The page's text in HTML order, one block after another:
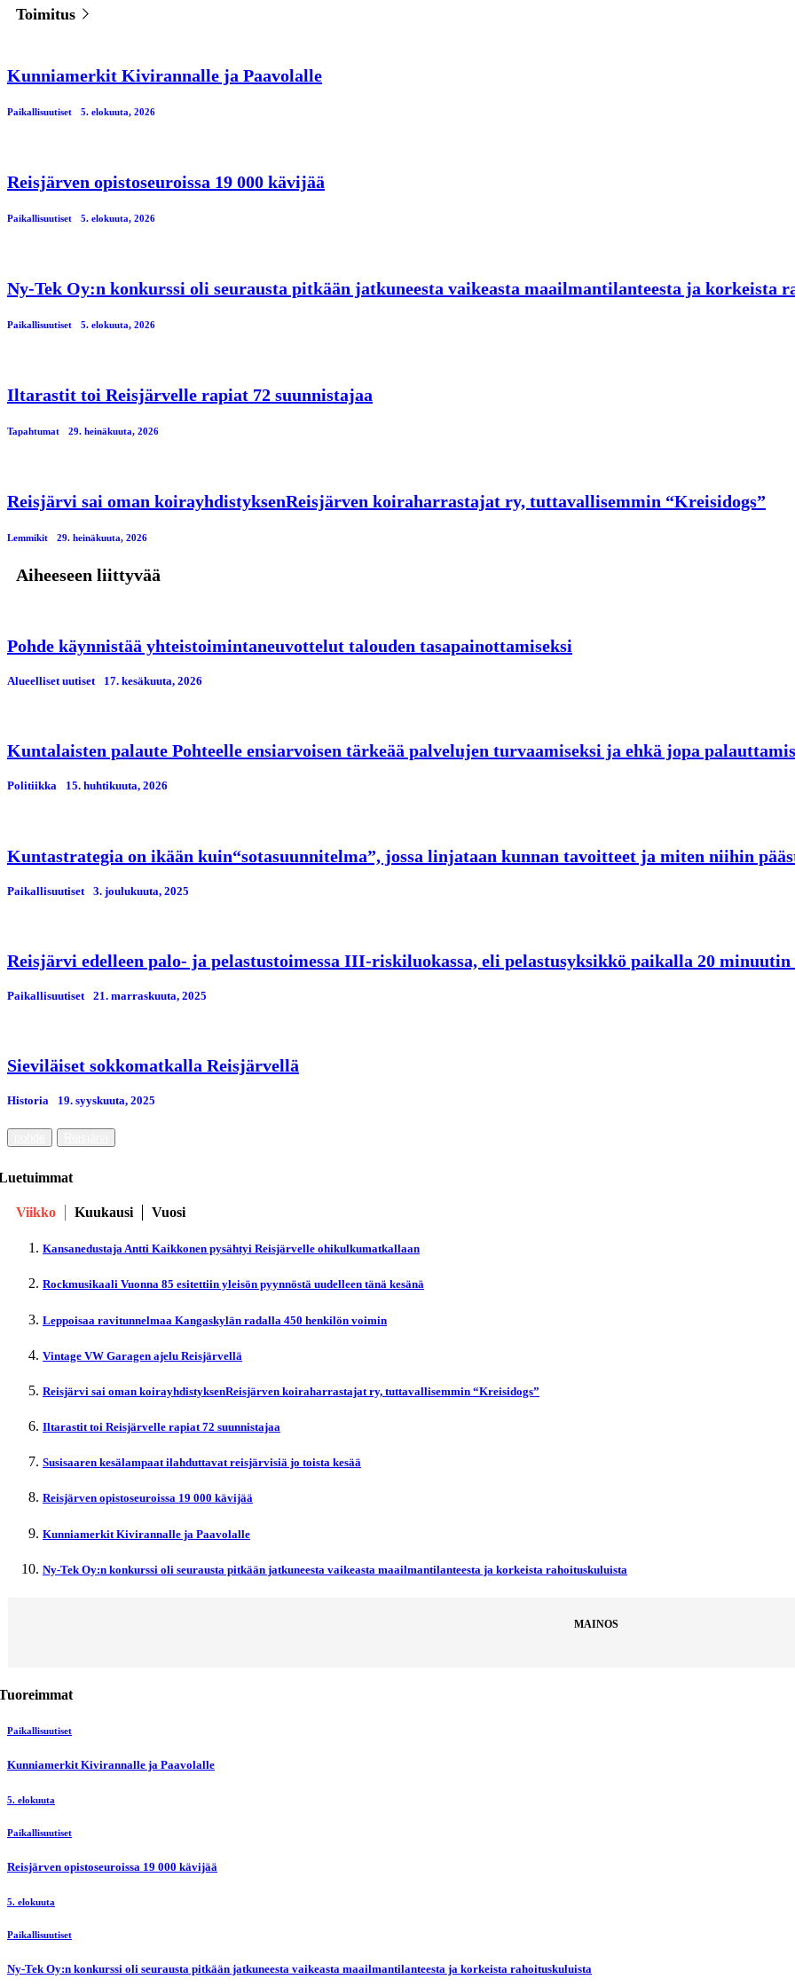
Toimitus
Kunniamerkit Kivirannalle ja Paavolalle
Paikallisuutiset 5. elokuuta, 2026
Reisjärven opistoseuroissa 19 000 kävijää
Paikallisuutiset 5. elokuuta, 2026
Ny-Tek Oy:n konkurssi oli seurausta pitkään jatkuneesta vaikeasta maailmantilanteesta ja korkeista
Paikallisuutiset 5. elokuuta, 2026
Iltarastit toi Reisjärvelle rapiat 72 suunnistajaa
Tapahtumat 29. heinäkuuta, 2026
Reisjärvi sai oman koirayhdistyksenReisjärven koiraharrastajat ry, tuttavallisemmin “Kreisidogs”
Lemmikit 29. heinäkuuta, 2026
Aiheeseen liittyvää
Pohde käynnistää yhteistoimintaneuvottelut talouden tasapainottamiseksi
Alueelliset uutiset 17. kesäkuuta, 2026
Kuntalaisten palaute Pohteelle ensiarvoisen tärkeää palvelujen turvaamiseksi ja ehkä jopa
Politiikka 15. huhtikuuta, 2026
Kuntastrategia on ikään kuin“sotasuunnitelma”, jossa linjataan kunnan tavoitteet ja miten niihin
Paikallisuutiset 3. јoulukuuta, 2025
Reisjärvi edelleen palo- ja pelastustoimessa III-riskiluokassa, eli pelastusyksikkö paikalla 20
Paikallisuutiset 21. marraskuuta, 2025
Sieviläiset sokkomatkalla Reisjärvellä
Historia 19. syyskuuta, 2025
Viikko Kuukausi Vuosi
Kansanedustaja Antti Kaikkonen pysähtyi Reisjärvelle ohikulkumatkallaan
Rockmusikaali Vuonna 85 esitettiin yleisön pyynnöstä uudelleen tänä kesänä
Leppoisaa ravitunnelmaa Kangaskylän radalla 450 henkilön voimin
Vintage VW Garagen ajelu Reisjärvellä
Reisjärvi sai oman koirayhdistyksenReisjärven koiraharrastajat ry, tuttavallisemmin “Kreisidogs”
Iltarastit toi Reisjärvelle rapiat 72 suunnistajaa
Susisaaren kesälampaat ilahduttavat reisjärvisiä jo toista kesää
Reisjärven opistoseuroissa 19 000 kävijää
Kunniamerkit Kivirannalle ja Paavolalle
Ny-Tek Oy:n konkurssi oli seurausta pitkään jatkuneesta vaikeasta maailmantilanteesta ja korkeista rahoituskuluista
MAINOS
Paikallisuutiset
Kunniamerkit Kivirannalle ja Paavolalle
5. elokuuta
Paikallisuutiset
Reisjärven opistoseuroissa 19 000 kävijää
5. elokuuta
Paikallisuutiset
Ny-Tek Oy:n konkurssi oli seurausta pitkään jatkuneesta vaikeasta maailmantilanteesta ja korkeista rahoituskuluista